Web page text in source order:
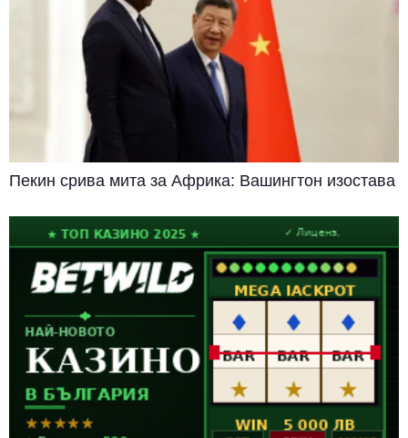
Пекин срива мита за Африка: Вашингтон изостава